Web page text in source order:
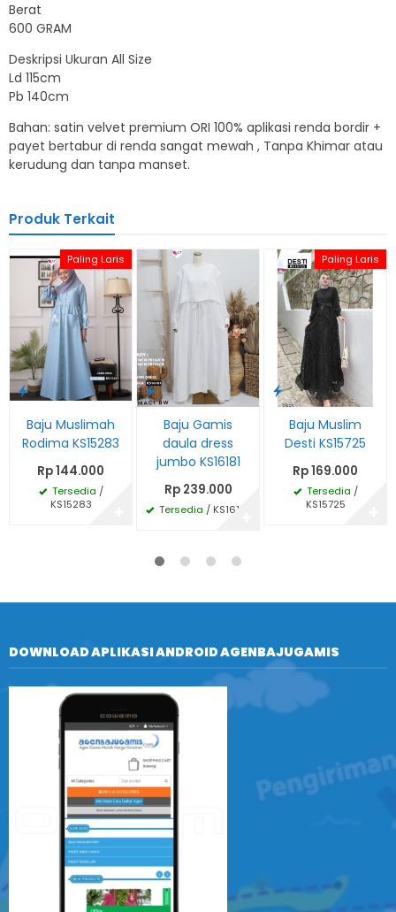
Berat
600 GRAM
Deskripsi Ukuran All Size
Ld 115cm
Pb 140cm
Bahan: satin velvet premium ORI 100% aplikasi renda bordir +
payet bertabur di renda sangat mewah , Tanpa Khimar atau
kerudung dan tanpa manset.
Produk Terkait
Paling Laris
Baju Muslimah
Rodima KS15283
Rp 144.000
Tersedia /
KS15283
Baju Gamis
daula dress
jumbo KS16181
Rp 239.000
Tersedia / KS16181
Paling Laris
Baju Muslim
Desti KS15725
Rp 169.000
Tersedia /
KS15725
DOWNLOAD APLIKASI ANDROID AGENBAJUGAMIS